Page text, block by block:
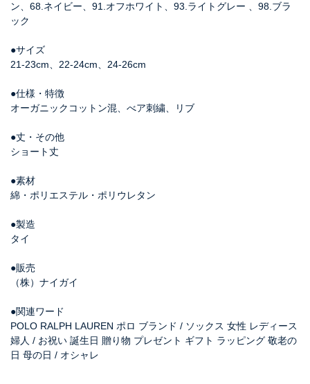
ン、68.ネイビー、91.オフホワイト、93.ライトグレー 、98.ブラ
ック
●サイズ
21-23cm、22-24cm、24-26cm
●仕様・特徴
オーガニックコットン混、べア刺繍、リブ
●丈・その他
ショート丈
●素材
綿・ポリエステル・ポリウレタン
●製造
タイ
●販売
（株）ナイガイ
●関連ワード
POLO RALPH LAUREN ポロ ブランド / ソックス 女性 レディース
婦人 / お祝い 誕生日 贈り物 プレゼント ギフト ラッピング 敬老の
日 母の日 / オシャレ